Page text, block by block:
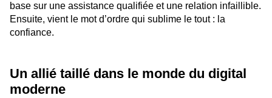
base sur une assistance qualifiée et une relation infaillible.
Ensuite, vient le mot d’ordre qui sublime le tout : la
confiance.
Un allié taillé dans le monde du digital
moderne